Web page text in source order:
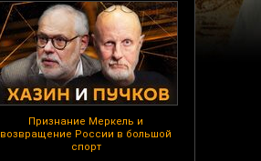
Признание Меркель и
возвращение России в большой
спорт